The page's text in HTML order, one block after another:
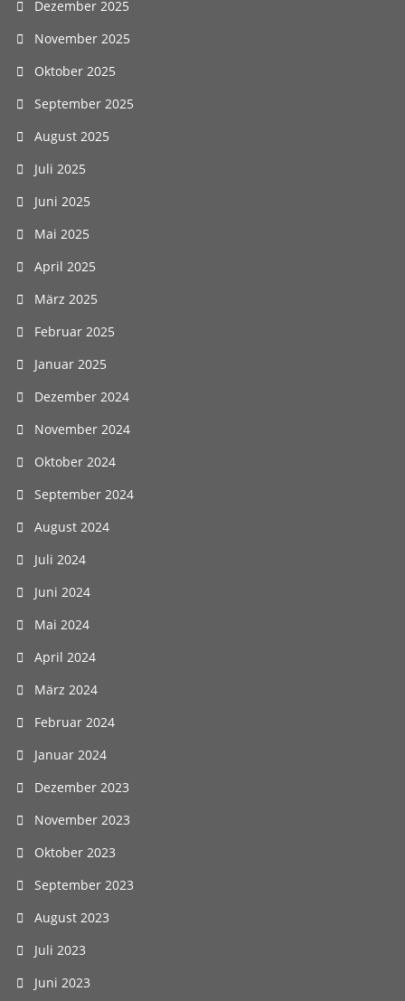
Dezember 2025
November 2025
Oktober 2025
September 2025
August 2025
Juli 2025
Juni 2025
Mai 2025
April 2025
März 2025
Februar 2025
Januar 2025
Dezember 2024
November 2024
Oktober 2024
September 2024
August 2024
Juli 2024
Juni 2024
Mai 2024
April 2024
März 2024
Februar 2024
Januar 2024
Dezember 2023
November 2023
Oktober 2023
September 2023
August 2023
Juli 2023
Juni 2023